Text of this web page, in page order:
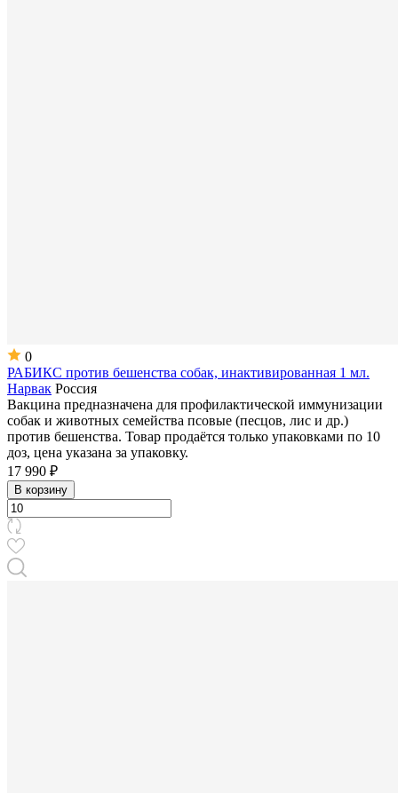
0
РАБИКС против бешенства собак, инактивированная 1 мл.
Нарвак Россия
Вакцина предназначена для профилактической иммунизации
собак и животных семейства псовые (песцов, лис и др.)
против бешенства. Товар продаётся только упаковками по 10
доз, цена указана за упаковку.
17 990 ₽
В корзину